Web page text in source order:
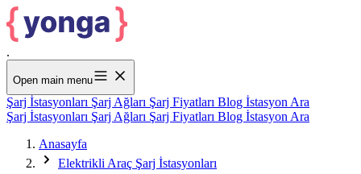
.
Open main menu
Şarj İstasyonları Şarj Ağları Şarj Fiyatları Blog İstasyon Ara
Şarj İstasyonları Şarj Ağları Şarj Fiyatları Blog İstasyon Ara
Anasayfa
Elektrikli Araç Şarj İstasyonları